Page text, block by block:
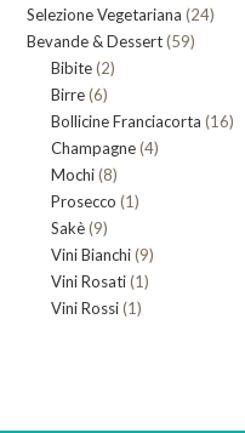
prodotti
Selezione Vegetariana 2424
Bevande & Dessert 5959
Bibite 22
Birre 66
prodotti
Bollicine Franciacorta 1616
Champagne 44
Mochi 88
prodotti
Prosecco 11
Sakè 99
prodotti
Vini Bianchi 99
Vini Rosati 11
Vini Rossi 11